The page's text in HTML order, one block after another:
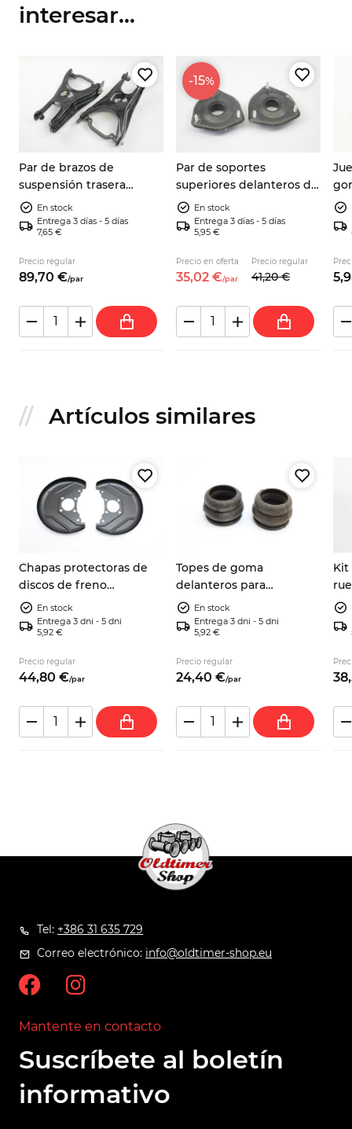
interesar...
Par de brazos de
suspensión trasera
izquierdo y derecho
Autobianchi A112 Fiat 127
4256792
En stock
Entrega 3 días - 5 días
7,65 €
Precio regular
89,70 €/par
-15%
Par de soportes
superiores delanteros de
amortiguador Fiat 127, 127
Fiorino, 128, Zastava 101
En stock
Entrega 3 días - 5 días
5,95 €
Precio en oferta
35,02 €/par
Precio regular
41,20 € 5,
Artículos similares
Chapas protectoras de
discos de freno
delanteros Fiat Panda 141
4x2/4x4 y Lancia Y10
7602956
En stock
Entrega 3 dni - 5 dni
5,92 €
Precio regular
44,80 €/par
Topes de goma
delanteros para
amortiguadores con
guardapolvo A112 Fiat 127
Fiat 128 X1/9 Beta 4201143
En stock
Entrega 3 dni - 5 dni
5,92 €
Precio regular
24,40 €/par
Kit
38,
Tel: +386 31 635 729
Correo electrónico: info@oldtimer-shop.eu
Mantente en contacto
Suscríbete al boletín
informativo